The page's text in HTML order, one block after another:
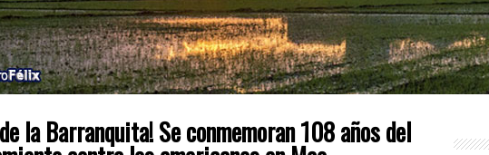
la Barranquita! Se conmemoran 108 años del